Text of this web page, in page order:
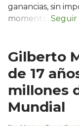
ganancias, sin
momento.
Gilberto
de 17
millones
Mundial